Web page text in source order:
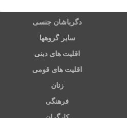
دگرباشان جنسی
سایر گروهها
اقلیت های دینی
اقلیت های قومی
زنان
فرهنگی